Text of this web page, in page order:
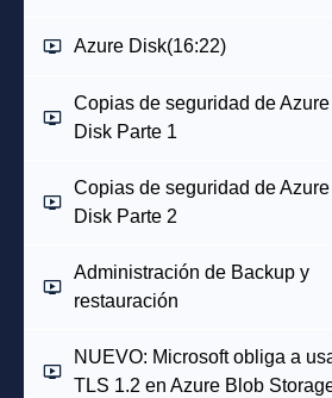
Azure Disk(16:22)
Copias de seguridad de Azure
Disk Parte 1
Copias de seguridad de Azure
Disk Parte 2
Administración de Backup y
restauración
NUEVO: Microsoft obliga a
TLS 1.2 en Azure Blob